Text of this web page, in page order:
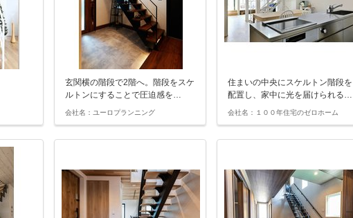
玄関横の階段で2階へ。階段をスケ
ルトンにすることで圧迫感を…
会社名：ユーロプランニング
住まいの中央にスケルトン階段を
配置し、家中に光を届けられる…
会社名：１００年住宅のゼロホーム